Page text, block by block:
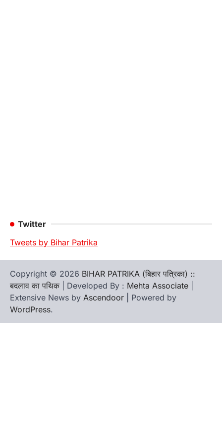
Twitter
Tweets by Bihar Patrika
Copyright © 2026 BIHAR PATRIKA (बिहार पत्रिका) ::
बदलाव का पथिक | Developed By : Mehta Associate
Extensive News by Ascendoor | Powered by
WordPress.